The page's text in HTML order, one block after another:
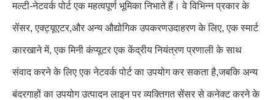
मल्टी-नेटवर्क पोर्ट एक महत्वपूर्ण भूमिका निभाते हैं। वे विभिन्न प्रकार के
सेंसर, एक्ट्यूएटर,और अन्य औद्योगिक उपकरणउदाहरण के लिए, एक स्मार्ट
कारखाने में, एक मिनी कंप्यूटर एक केंद्रीय नियंत्रण प्रणाली के साथ
संवाद करने के लिए एक नेटवर्क पोर्ट का उपयोग कर सकता है,जबकि अन्य
बंदरगाहों का उपयोग उत्पादन लाइन पर व्यक्तिगत सेंसर से कनेक्ट करने के